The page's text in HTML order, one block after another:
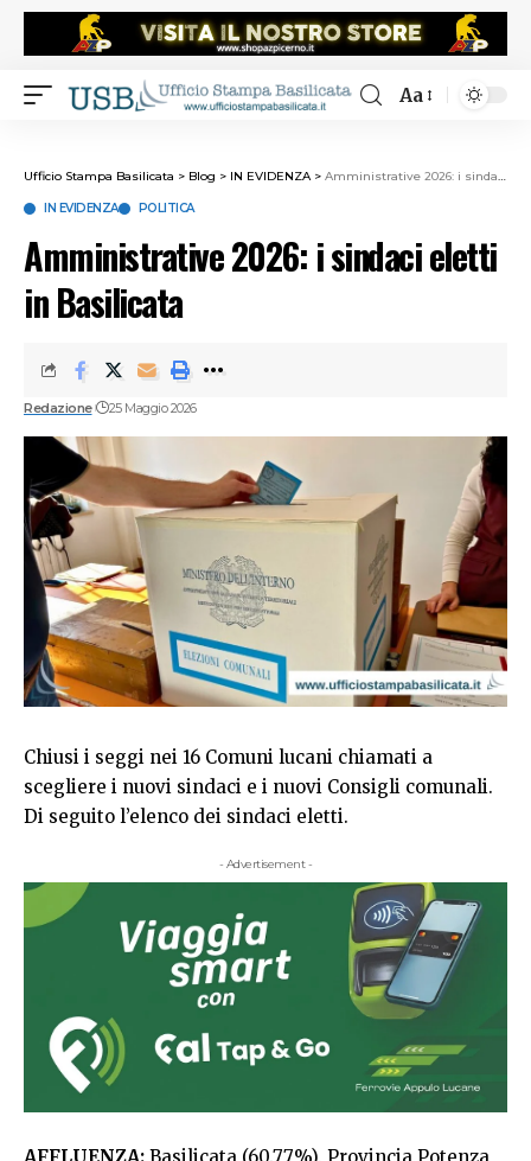
Aa
Ufficio Stampa Basilicata > Blog > IN EVIDENZA> Amministrative 2026: i sindaci eletti in Basilicata
IN EVIDENZA POLITICA
Amministrative 2026: i sindaci eletti
in Basilicata
Redazione 25 Maggio 2026
Chiusi i seggi nei 16 Comuni lucani chiamati a
scegliere i nuovi sindaci e i nuovi Consigli comunali.
Di seguito l’elenco dei sindaci eletti.
- Advertisement -